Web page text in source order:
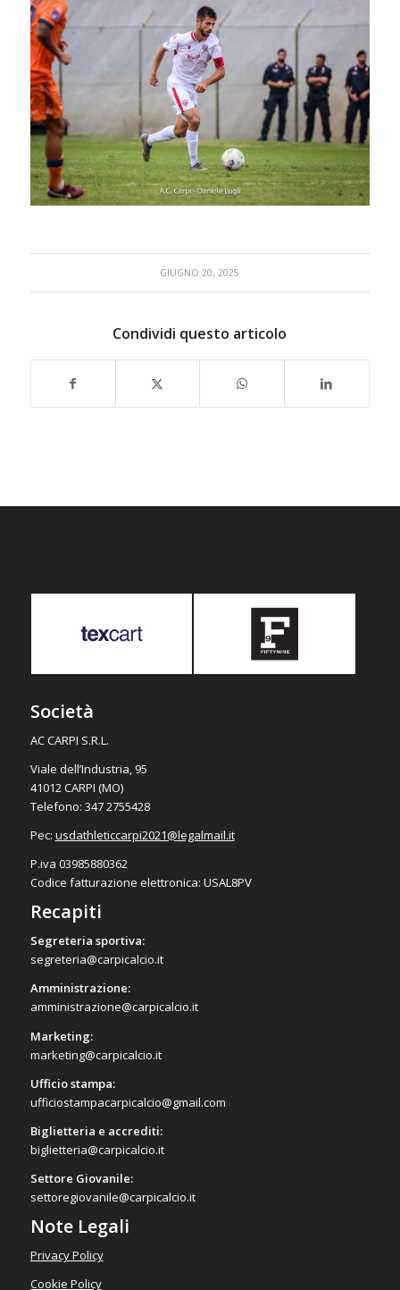
GIUGNO 20, 2025
Condividi questo articolo
Società
AC CARPI S.R.L.
Viale dell’Industria, 95
41012 CARPI (MO)
Telefono: 347 2755428
Pec: usdathleticcarpi2021@legalmail.it
P.iva 03985880362
Codice fatturazione elettronica: USAL8PV
Recapiti
Segreteria sportiva:
segreteria@carpicalcio.it
Amministrazione:
amministrazione@carpicalcio.it
Marketing:
marketing@carpicalcio.it
Ufficio stampa:
ufficiostampacarpicalcio@gmail.com
Biglietteria e accrediti:
biglietteria@carpicalcio.it
Settore Giovanile:
settoregiovanile@carpicalcio.it
Note Legali
Privacy Policy
Cookie Policy